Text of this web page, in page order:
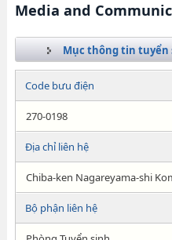
Media and
Mục thông tin tuyển
Code bưu điện
270-0198
Địa chỉ liên hệ
Chiba-ken Nagareyama-shi
Bộ phận liên hệ